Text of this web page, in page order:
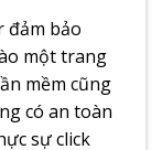
đảm bảo
một trang
mềm cũng
có an toàn
sự click